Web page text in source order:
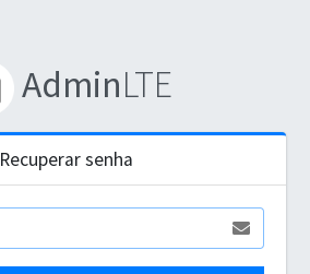
AdminLTE
Recuperar senha